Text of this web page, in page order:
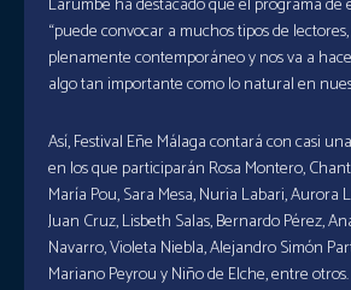
“puede convocar a muchos tipos de
plenamente contemporáneo y nos va a
algo tan importante como lo natural en
Así, Festival Eñe Málaga contará con casi
en los que participarán Rosa Montero,
María Pou, Sara Mesa, Nuria Labari, Aurora
Juan Cruz, Lisbeth Salas, Bernardo Pérez,
Navarro, Violeta Niebla, Alejandro Simón
Mariano Peyrou y Niño de Elche, entre otros.